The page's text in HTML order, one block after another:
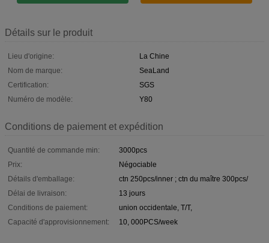
Détails sur le produit
Lieu d'origine:
La Chine
Nom de marque:
SeaLand
Certification:
SGS
Numéro de modèle:
Y80
Conditions de paiement et expédition
Quantité de commande min:
3000pcs
Prix:
Négociable
Détails d'emballage:
ctn 250pcs/inner ; ctn du maître 300pcs/
Délai de livraison:
13 jours
Conditions de paiement:
union occidentale, T/T,
Capacité d'approvisionnement:
10, 000PCS/week